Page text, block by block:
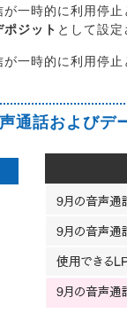
一時的に利用停
ジット として設定
一時的に利用停
通話およびデ